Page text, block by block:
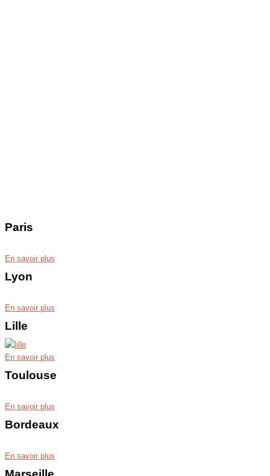
Paris
En savoir plus
Lyon
En savoir plus
Lille
En savoir plus
Toulouse
En savoir plus
Bordeaux
En savoir plus